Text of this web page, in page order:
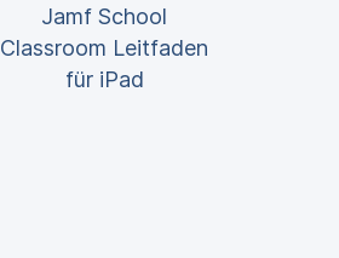
Jamf School
Classroom Leitfaden
für iPad